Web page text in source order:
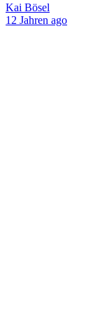
Kai Bösel
12 Jahren ago